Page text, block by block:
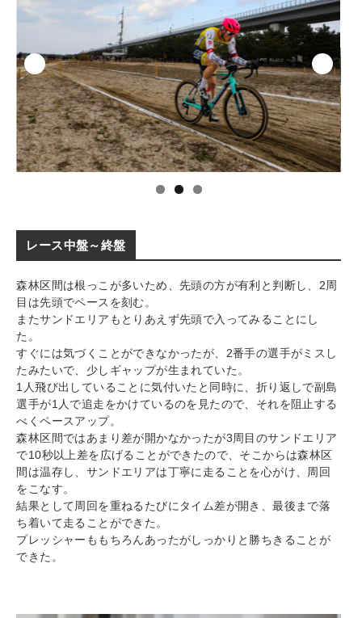
レース中盤～終盤
森林区間は根っこが多いため、先頭の方が有利と判断し、2周
目は先頭でペースを刻む。
またサンドエリアもとりあえず先頭で入ってみることにし
た。
すぐには気づくことができなかったが、2番手の選手がミスし
たみたいで、少しギャップが生まれていた。
1人飛び出していることに気付いたと同時に、折り返しで副島
選手が1人で追走をかけているのを見たので、それを阻止する
べくペースアップ。
森林区間ではあまり差が開かなかったが3周目のサンドエリア
で10秒以上差を広げることができたので、そこからは森林区
間は温存し、サンドエリアは丁寧に走ることを心がけ、周回
をこなす。
結果として周回を重ねるたびにタイム差が開き、最後まで落
ち着いて走ることができた。
プレッシャーももちろんあったがしっかりと勝ちきることが
できた。